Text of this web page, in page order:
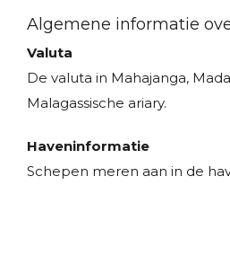
Algemene informatie
Valuta
De valuta in Mahajanga,
Malagassische ariary.
Haveninformatie
Schepen meren aan in de